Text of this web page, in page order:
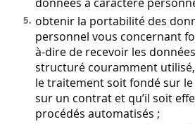
obtenir la portabilité des
personnel vous concernant
à-dire de recevoir les
structuré couramment
le traitement soit fondé sur
sur un contrat et qu’il soit
procédés automatisés ;